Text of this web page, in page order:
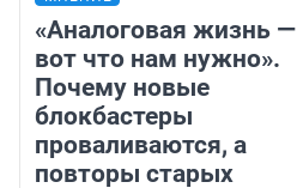
«Аналоговая жизнь —
вот что нам нужно».
Почему новые
блокбастеры
проваливаются, а
повторы старых